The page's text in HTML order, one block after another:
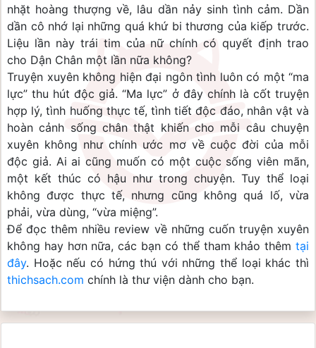
nhặt hoàng thượng về, lâu dần nảy sinh tình cảm. Dần
dần cô nhớ lại những quá khứ bi thương của kiếp trước.
Liệu lần này trái tim của nữ chính có quyết định trao
cho Dận Chân một lần nữa không?
Truyện xuyên không hiện đại ngôn tình luôn có một “ma
lực” thu hút độc giả. “Ma lực” ở đây chính là cốt truyện
hợp lý, tình huống thực tế, tình tiết độc đáo, nhân vật và
hoàn cảnh sống chân thật khiến cho mỗi câu chuyện
xuyên không như chính ước mơ về cuộc đời của mỗi
độc giả. Ai ai cũng muốn có một cuộc sống viên mãn,
một kết thúc có hậu như trong chuyện. Tuy thể loại
không được thực tế, nhưng cũng không quá lố, vừa
phải, vừa dùng, “vừa miệng”.
Để đọc thêm nhiều review về những cuốn truyện xuyên
không hay hơn nữa, các bạn có thể tham khảo thêm tại
đây
thichsach.com chính là thư viện dành cho bạn.